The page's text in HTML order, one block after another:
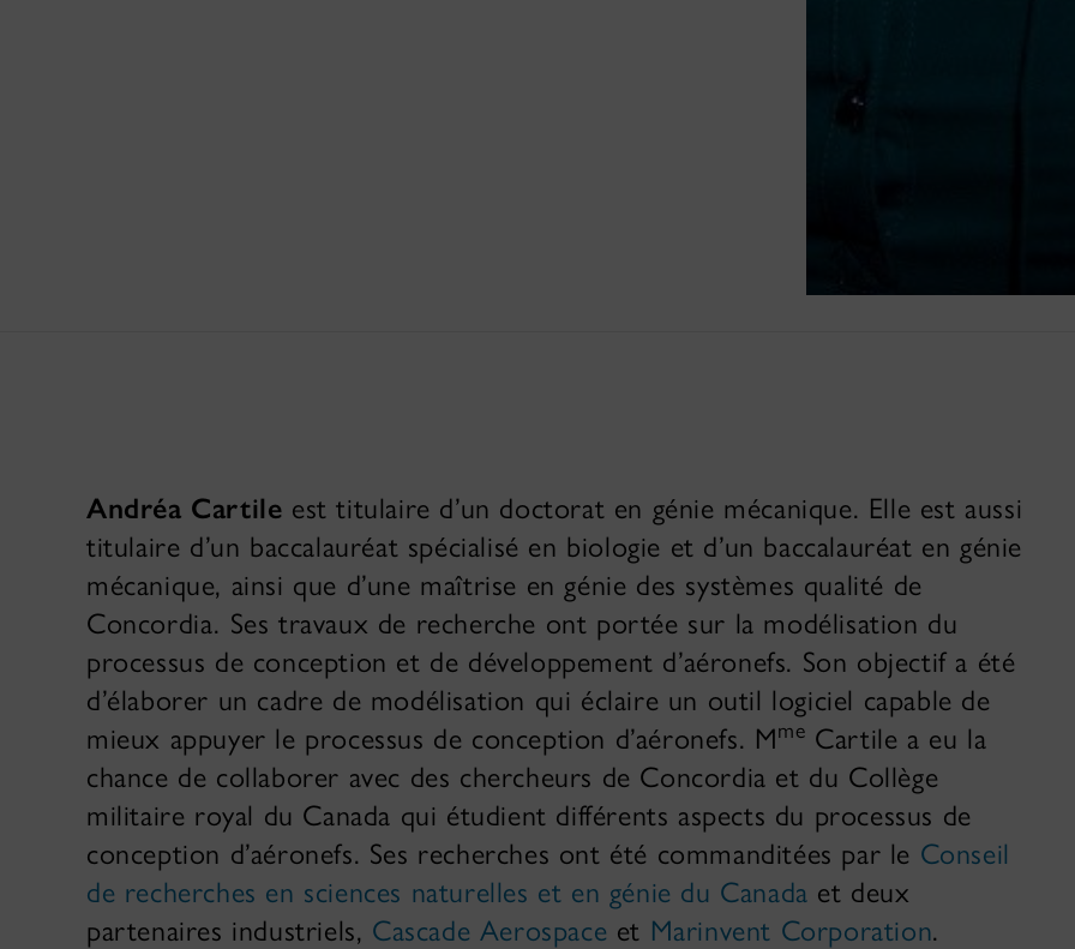
Andréa Cartile est titulaire d’un doctorat en génie mécanique. Elle est aussi
titulaire d’un baccalauréat spécialisé en biologie et d’un baccalauréat en génie
mécanique, ainsi que d’une maîtrise en génie des systèmes qualité de
Concordia. Ses travaux de recherche ont portée sur la modélisation du
processus de conception et de développement d’aéronefs. Son objectif a été
d’élaborer un cadre de modélisation qui éclaire un outil logiciel capable de
mieux appuyer le processus de conception d’aéronefs. Mme Cartile a eu la
chance de collaborer avec des chercheurs de Concordia et du Collège
militaire royal du Canada qui étudient différents aspects du processus de
conception d’aéronefs. Ses recherches ont été commanditées par le Conseil
de recherches en sciences naturelles et en génie du Canada et deux
partenaires industriels, Cascade Aerospace et Marinvent Corporation.